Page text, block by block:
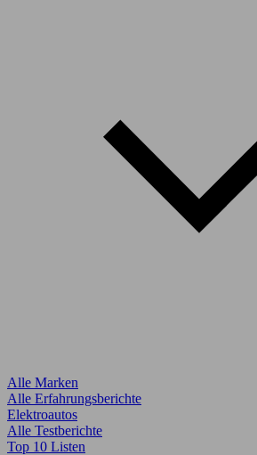
Alle Marken
Alle Erfahrungsberichte
Elektroautos
Alle Testberichte
Top 10 Listen